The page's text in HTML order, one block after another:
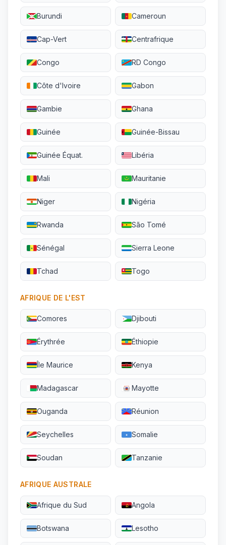
Burundi Cameroun
Cap-Vert Centrafrique
Congo RD Congo
Côte d'Ivoire Gabon
Gambie Ghana
Guinée Guinée-Bissau
Guinée Équat. Libéria
Mali Mauritanie
Niger Nigéria
Rwanda São Tomé
Sénégal Sierra Leone
Tchad Togo
AFRIQUE DE L'EST
Comores Djibouti
Érythrée Éthiopie
Île Maurice Kenya
Madagascar Mayotte
Ouganda Réunion
Seychelles Somalie
Soudan Tanzanie
AFRIQUE AUSTRALE
Afrique du Sud Angola
Botswana Lesotho